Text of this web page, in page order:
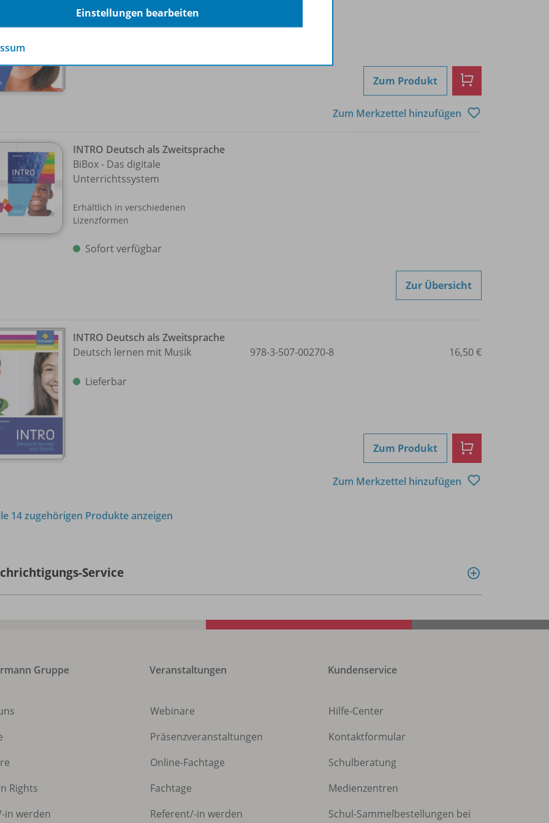
Freitzeit / Natur und Umwelt
Zum Produkt
Zum Merkzettel hinzufügen
INTRO Deutsch als Zweitsprache
BiBox - Das digitale
Unterrichtssystem
Erhältlich in verschiedenen
Lizenzformen
Sofort verfügbar
Zur Übersicht
INTRO Deutsch als Zweitsprache
Deutsch lernen mit Musik
Lieferbar
978-3-507-00270-8 16,50 €
Zum Produkt
Zum Merkzettel hinzufügen
14 zugehörigen Produkte anzeigen
Service
Gruppe
Rights
-in werden
Veranstaltungen
Webinare
Präsenzveranstaltungen
Online-Fachtage
Fachtage
Referent/-in werden
Kundenservice
Hilfe-Center
Kontaktformular
Schulberatung
Medienzentren
Schul-Sammelbestellungen bei
Einstellungen bearbeiten